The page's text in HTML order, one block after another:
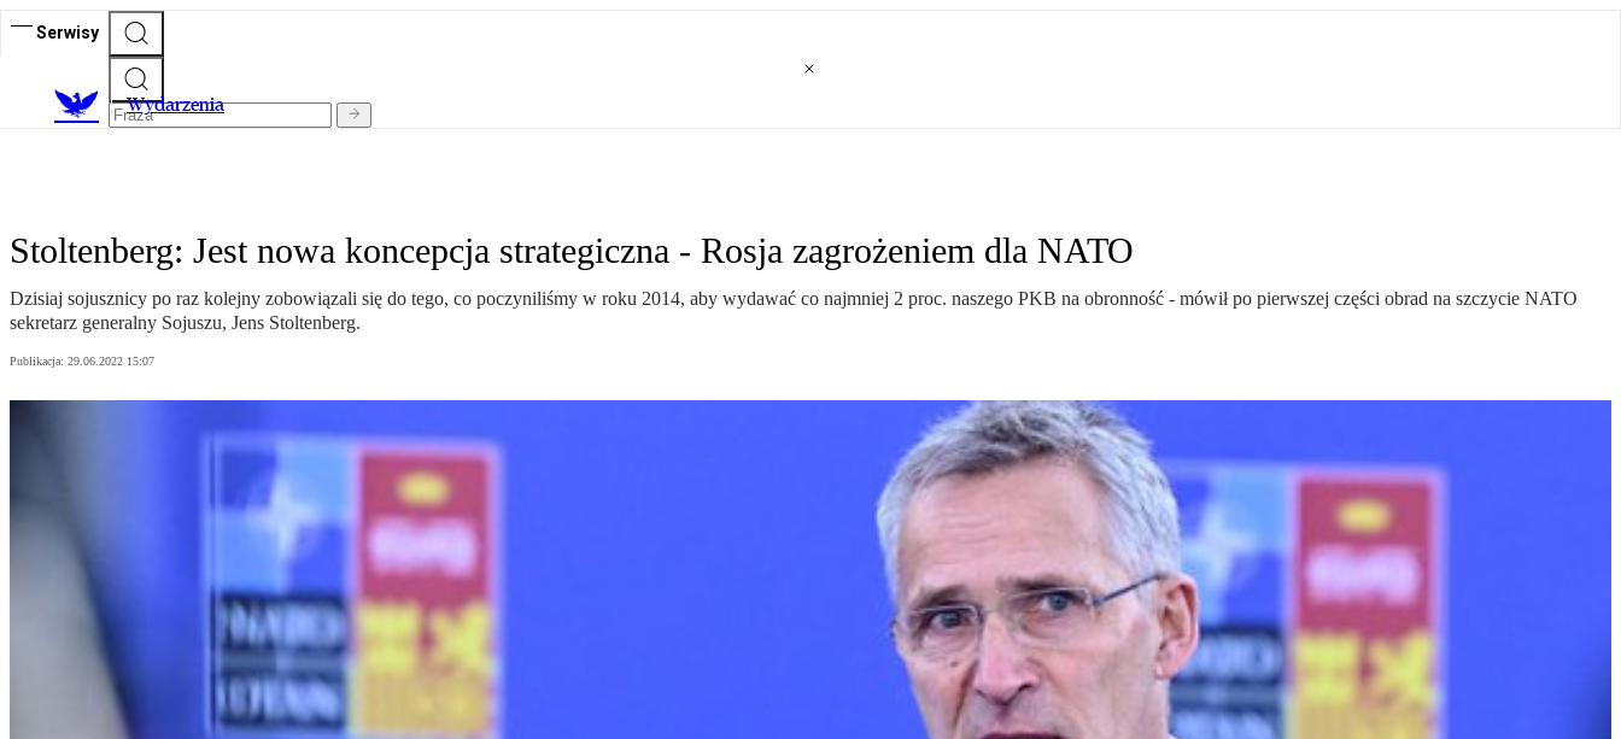
Serwisy
Wydarzenia
Stoltenberg: Jest nowa koncepcja strategiczna - Rosja zagrożeniem dla NATO
Dzisiaj sojusznicy po raz kolejny zobowiązali się do tego, co poczyniliśmy w roku 2014, aby wydawać co najmniej 2 proc. naszego PKB na obronność - mówił po pierwszej części obrad na szczycie NATO
sekretarz generalny Sojuszu, Jens Stoltenberg.
Publikacja: 29.06.2022 15:07